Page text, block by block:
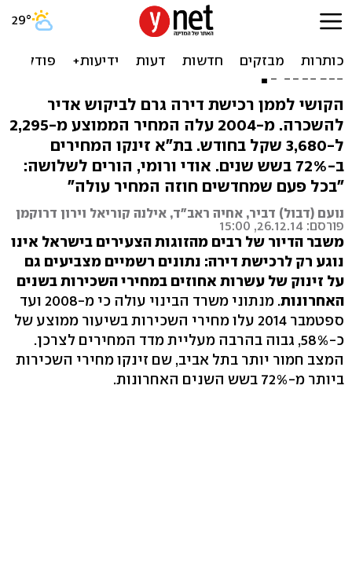
דירה להפקיר: מחירי השכירות
האחרון
הקושי לממן רכישת דירה גרם לביקוש אדיר
להשכרה. מ-2004 עלה המחיר הממוצע מ-2,295
ל-3,680 שקל בחודש. בת"א זינקו המחירים
ב-72% בשש שנים. אודי ורומי, הורים לשלושה:
"בכל פעם שמחדשים חוזה המחיר עולה"
נועם (דבול) דביר, אחיה ראב"ד, אילנה קוריאל וירון דרוקמן
פורסם: 26.12.14, 15:00
משבר הדיור של רבים מהזוגות הצעירים בישראל אינו
נוגע רק לרכישת דירה: נתונים רשמיים מצביעים גם
על זינוק של עשרות אחוזים במחירי השכירות בשנים
האחרונות
. מנתוני משרד הבינוי עולה כי מ-2008 ועד
ספטמבר 2014 עלו מחירי השכירות בשיעור ממוצע של
כ-58%, גבוה בהרבה מעליית מדד המחירים לצרכן.
המצב חמור יותר בתל אביב, שם זינקו מחירי השכירות
ביותר מ-72% בשש השנים האחרונות.